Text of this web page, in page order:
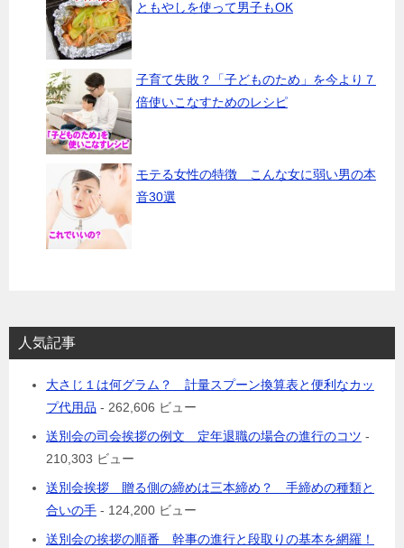
ともやしを使って男子もOK
子育て失敗？「子どものため」を今より７
倍使いこなすためのレシピ
モテる女性の特徴 こんな女に弱い男の本
音30選
人気記事
大さじ１は何グラム？ 計量スプーン換算表と便利なカッ
プ代用品 - 262,606 ビュー
送別会の司会挨拶の例文 定年退職の場合の進行のコツ -
210,303 ビュー
送別会挨拶 贈る側の締めは三本締め？ 手締めの種類と
合いの手 - 124,200 ビュー
送別会の挨拶の順番 幹事の進行と段取りの基本を網羅！